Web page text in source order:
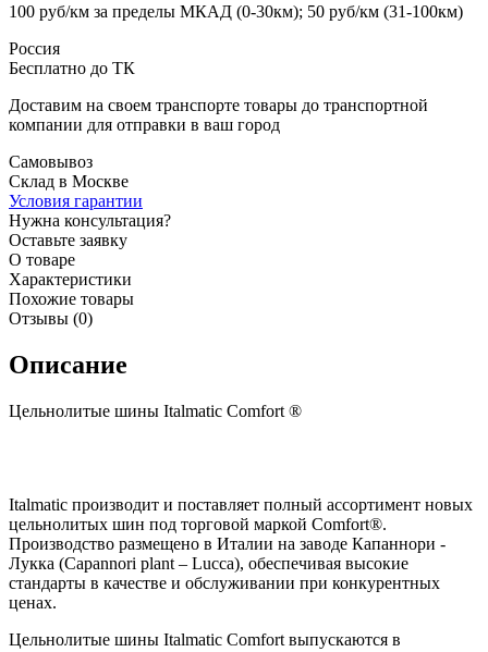
100 руб/км за пределы МКАД (0-30км); 50 руб/км (31-100км)
Россия
Бесплатно до ТК
Доставим на своем транспорте товары до транспортной
компании для отправки в ваш город
Самовывоз
Склад в Москве
Условия гарантии
Нужна консультация?
Оставьте заявку
О товаре
Характеристики
Похожие товары
Отзывы (0)
Описание
Цельнолитые шины Italmatic Comfort ®
Italmatic производит и поставляет полный ассортимент новых
цельнолитых шин под торговой маркой Comfort®.
Производство размещено в Италии на заводе Капаннори -
Лукка (Capannori plant – Lucca), обеспечивая высокие
стандарты в качестве и обслуживании при конкурентных
ценах.
Цельнолитые шины Italmatic Comfort выпускаются в